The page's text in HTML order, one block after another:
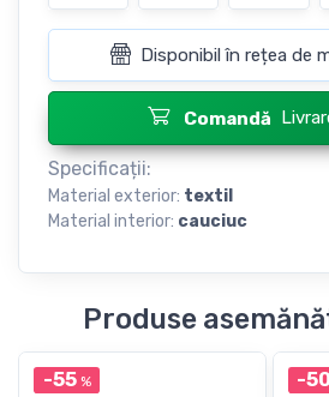
Disponibil în rețea de
Comandă
Specificații:
Material exterior: textil
Material interior: cauciuc
Produse
-55% -50